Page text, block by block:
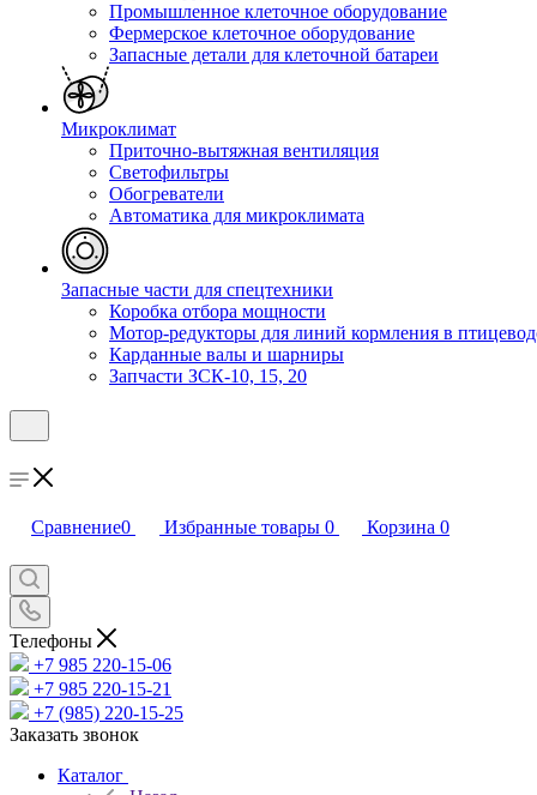
Промышленное клеточное оборудование
Фермерское клеточное оборудование
Запасные детали для клеточной батареи
Микроклимат
Приточно-вытяжная вентиляция
Светофильтры
Обогреватели
Автоматика для микроклимата
Запасные части для спецтехники
Коробка отбора мощности
Мотор-редукторы для линий кормления в
Карданные валы и шарниры
Запчасти ЗСК-10, 15, 20
Сравнение0 Избранные товары 0 Корзина 0
Телефоны
+7 985 220-15-06
+7 985 220-15-21
+7 (985) 220-15-25
Заказать звонок
Каталог